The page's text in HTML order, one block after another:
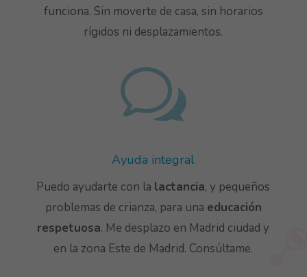
funciona. Sin moverte de casa, sin horarios
rígidos ni desplazamientos.
w
Ayuda integral
Puedo ayudarte con la lactancia, y pequeños
problemas de crianza, para una educación
respetuosa. Me desplazo en Madrid ciudad y
en la zona Este de Madrid. Consúltame.